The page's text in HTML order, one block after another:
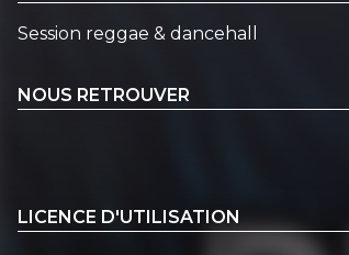
Session reggae & dancehall
NOUS RETROUVER
LICENCE D'UTILISATION